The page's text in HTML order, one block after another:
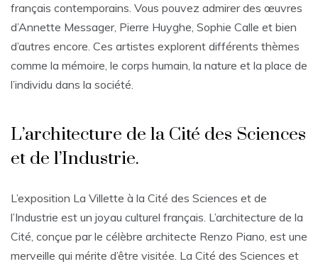
français contemporains. Vous pouvez admirer des œuvres
d’Annette Messager, Pierre Huyghe, Sophie Calle et bien
d’autres encore. Ces artistes explorent différents thèmes
comme la mémoire, le corps humain, la nature et la place de
l’individu dans la société.
L’architecture de la Cité des Sciences
et de l’Industrie.
L’exposition La Villette à la Cité des Sciences et de
l’Industrie est un joyau culturel français. L’architecture de la
Cité, conçue par le célèbre architecte Renzo Piano, est une
merveille qui mérite d’être visitée. La Cité des Sciences et